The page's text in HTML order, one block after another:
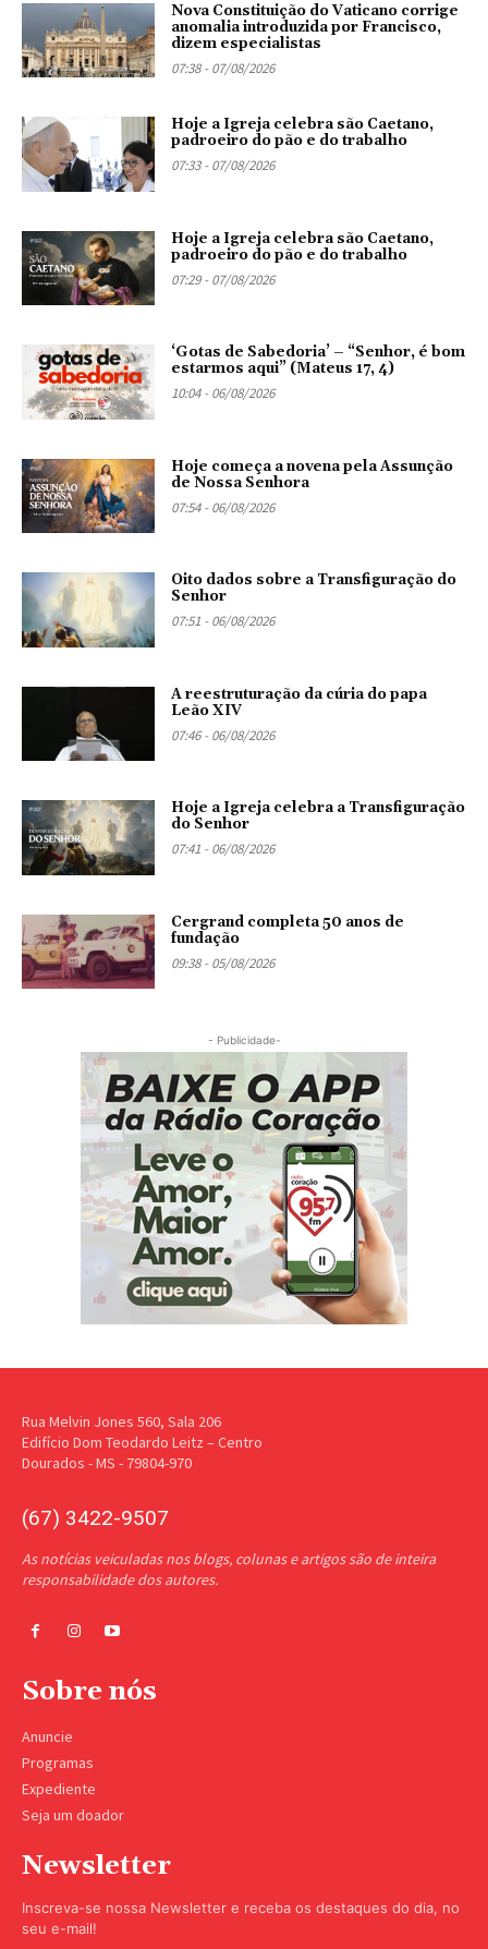
Nova Constituição do Vaticano corrige
anomalia introduzida por Francisco,
dizem especialistas
07:38 - 07/08/2026
Hoje a Igreja celebra são Caetano,
padroeiro do pão e do trabalho
07:33 - 07/08/2026
Hoje a Igreja celebra são Caetano,
padroeiro do pão e do trabalho
07:29 - 07/08/2026
‘Gotas de Sabedoria’ – “Senhor, é bom
estarmos aqui” (Mateus 17, 4)
10:04 - 06/08/2026
Hoje começa a novena pela Assunção
de Nossa Senhora
07:54 - 06/08/2026
Oito dados sobre a Transfiguração do
Senhor
07:51 - 06/08/2026
A reestruturação da cúria do papa
Leão XIV
07:46 - 06/08/2026
Hoje a Igreja celebra a Transfiguração
do Senhor
07:41 - 06/08/2026
Cergrand completa 50 anos de
fundação
09:38 - 05/08/2026
- Publicidade-
Rua Melvin Jones 560, Sala 206
Edifício Dom Teodardo Leitz – Centro
Dourados - MS - 79804-970
(67) 3422-9507
As notícias veiculadas nos blogs, colunas e artigos são de inteira
responsabilidade dos autores.
Sobre nós
Anuncie
Programas
Expediente
Seja um doador
Newsletter
Inscreva-se nossa Newsletter e receba os destaques do dia, no
seu e-mail!